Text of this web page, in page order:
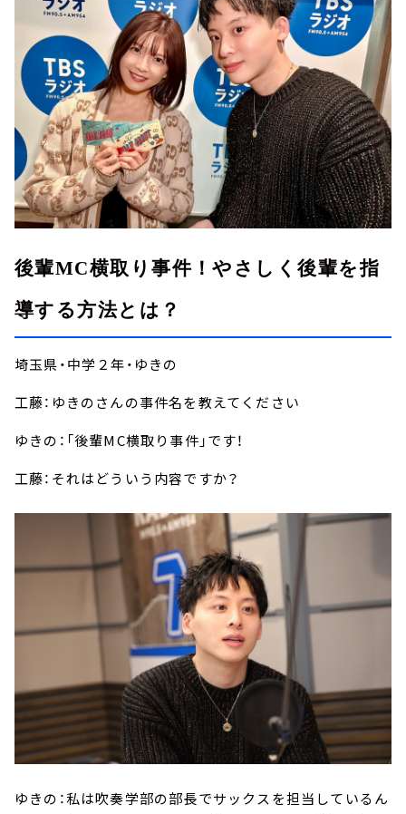
後輩MC横取り事件！やさしく後輩を指
導する方法とは？
埼玉県・中学２年・ゆきの
工藤：ゆきのさんの事件名を教えてください
ゆきの：「後輩MC横取り事件」です！
工藤：それはどういう内容ですか？
ゆきの：私は吹奏学部の部長でサックスを担当しているん